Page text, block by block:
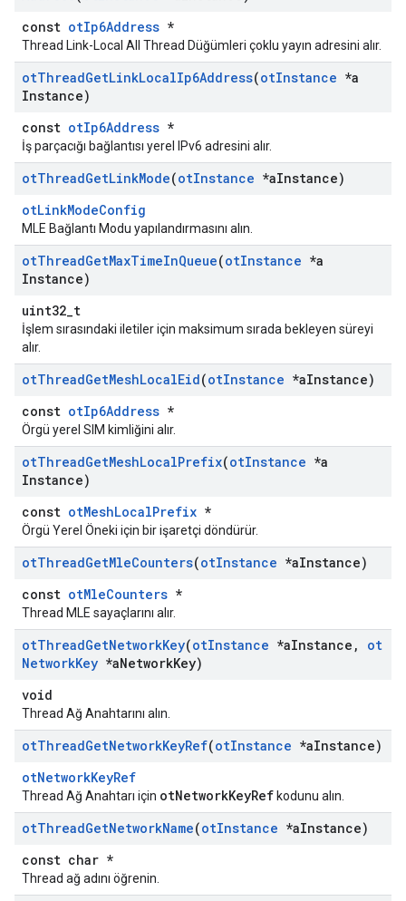
const otIp6Address *
Thread Link-Local All Thread Düğümleri çoklu yayın adresini alır.
otThreadGetLinkLocalIp6Address(otInstance *a
Instance)
const otIp6Address *
İş parçacığı bağlantısı yerel IPv6 adresini alır.
otThreadGetLinkMode(otInstance *aInstance)
otLinkModeConfig
MLE Bağlantı Modu yapılandırmasını alın.
otThreadGetMaxTimeInQueue(otInstance *a
Instance)
uint32_t
İşlem sırasındaki iletiler için maksimum sırada bekleyen süreyi
alır.
otThreadGetMeshLocalEid(otInstance *aInstance)
const otIp6Address *
Örgü yerel SIM kimliğini alır.
otThreadGetMeshLocalPrefix(otInstance *a
Instance)
const otMeshLocalPrefix *
Örgü Yerel Öneki için bir işaretçi döndürür.
otThreadGetMleCounters(otInstance *aInstance)
const otMleCounters *
Thread MLE sayaçlarını alır.
otThreadGetNetworkKey(otInstance *aInstance ,
ot
NetworkKey *aNetworkKey)
void
Thread Ağ Anahtarını alın.
otThreadGetNetworkKeyRef(otInstance *aInstance)
otNetworkKeyRef
Thread Ağ Anahtarı için otNetworkKeyRef kodunu alın.
otThreadGetNetworkName(otInstance *aInstance)
const char *
Thread ağ adını öğrenin.